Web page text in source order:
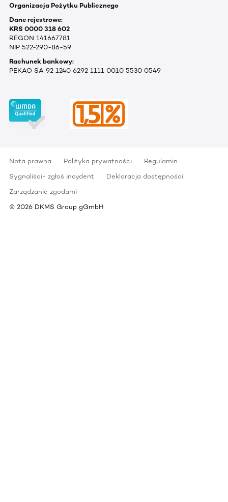
Organizacja Pożytku Publicznego
Dane rejestrowe:
KRS 0000 318 602
REGON 141667781
NIP 522-290-86-59
Rachunek bankowy:
PEKAO SA 92 1240 6292 1111 0010 5530 0549
Nota prawna Polityka prywatności
Regulamin
Sygnaliści- zgłoś incydent
Deklaracja dostępności
Zarządzanie zgodami
© 2026 DKMS Group gGmbH